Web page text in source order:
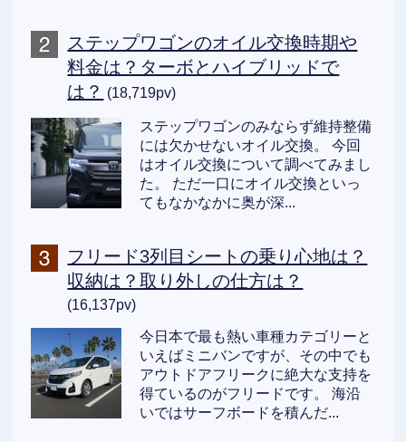
ステップワゴンのオイル交換時期や
料金は？ターボとハイブリッドで
は？ (18,719pv)
ステップワゴンのみならず維持整備
には欠かせないオイル交換。 今回
はオイル交換について調べてみまし
た。 ただ一口にオイル交換といっ
てもなかなかに奥が深...
フリード3列目シートの乗り心地は？
収納は？取り外しの仕方は？
(16,137pv)
今日本で最も熱い車種カテゴリーと
いえばミニバンですが、その中でも
アウトドアフリークに絶大な支持を
得ているのがフリードです。 海沿
いではサーフボードを積んだ...